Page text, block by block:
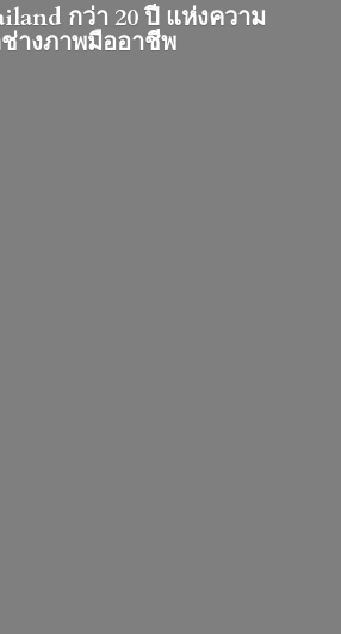
กว่า 20 ปี แห่งความ
ช่างภาพมืออาชีพ